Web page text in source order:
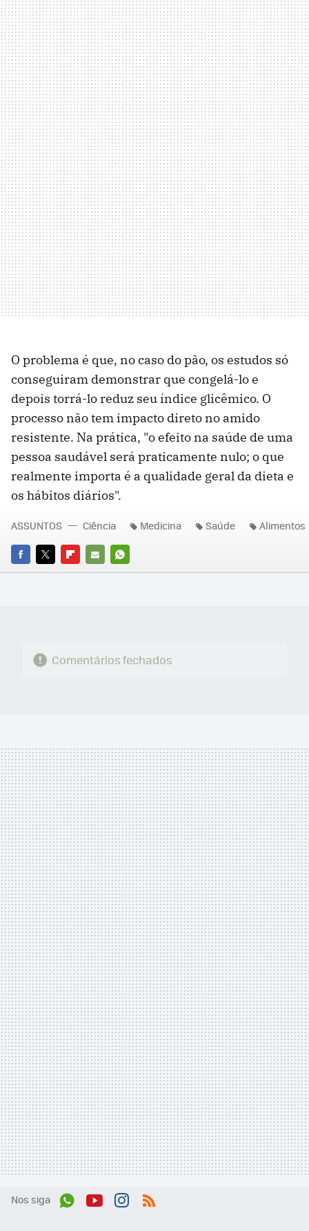
O problema é que, no caso do pão, os estudos só
conseguiram demonstrar que congelá-lo e
depois torrá-lo reduz seu índice glicêmico. O
processo não tem impacto direto no amido
resistente. Na prática, "o efeito na saúde de uma
pessoa saudável será praticamente nulo; o que
realmente importa é a qualidade geral da dieta e
os hábitos diários".
FACEBOOK
TWITTERFLIPBOARD
E-
WHATSAPP
ASSUNTOS Ciência Medicina Saúde Alimentos
Comentários fechados
Nos siga